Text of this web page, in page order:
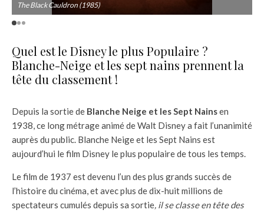
The Black Cauldron (1985)
Quel est le Disney le plus Populaire ?
Blanche-Neige et les sept nains prennent la
tête du classement !
Depuis la sortie de Blanche Neige et les Sept Nainsen
1938, ce long métrage animé de Walt Disney a fait l’unanimité
auprès du public. Blanche Neige et les Sept Nains est
aujourd’hui le film Disney le plus populaire de tous les temps.
Le film de 1937 est devenu l’un des plus grands succès de
l’histoire du cinéma, et avec plus de dix-huit millions de
spectateurs cumulés depuis sa sortie, il se classe en tête des